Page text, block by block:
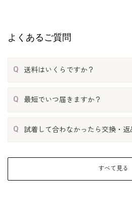
よくあるご質問
Q 送料はいくらですか？
Q 最短でいつ届きますか？
Q 試着して合わなかったら交換・返
すべて見る